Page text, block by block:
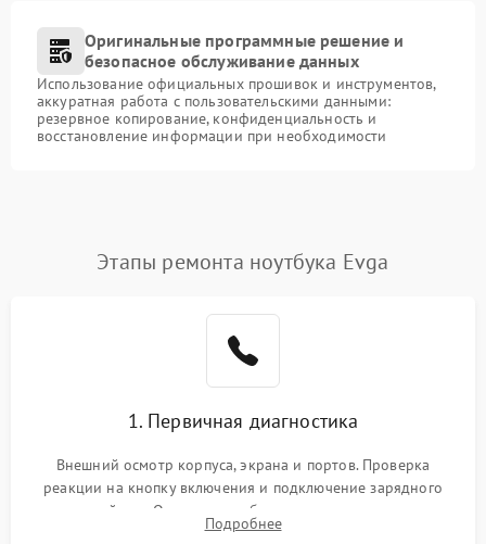
Оригинальные программные решение и
безопасное обслуживание данных
Использование официальных прошивок и инструментов,
аккуратная работа с пользовательскими данными:
резервное копирование, конфиденциальность и
восстановление информации при необходимости
Этапы ремонта ноутбука Evga
1. Первичная диагностика
Внешний осмотр корпуса, экрана и портов. Проверка
реакции на кнопку включения и подключение зарядного
устройства. Оценка потребления тока с помощью
лабораторного блока питания для локализации проблемы.
Подробнее